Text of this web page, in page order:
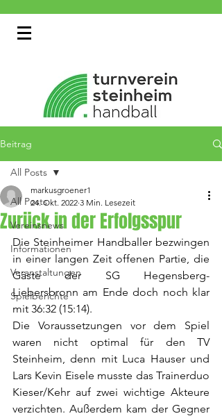
Beitrag
All Posts
Vereinsnews
Informationen
Veranstaltungen
Spielberichte
All Posts
Zurück in der Erfolgsspur
markusgroener1
24. Okt. 2022 3 Min. Lesezeit
Die Steinheimer Handballer bezwingen
in einer langen Zeit offenen Partie, die
Gäste der SG Hegensberg-
Liebersbronn am Ende doch noch klar
mit 36:32 (15:14).
Die Voraussetzungen vor dem Spiel
waren nicht optimal für den TV
Steinheim, denn mit Luca Hauser und
Lars Kevin Eisele musste das Trainerduo
Kieser/Kehr auf zwei wichtige Akteure
verzichten. Außerdem kam der Gegner